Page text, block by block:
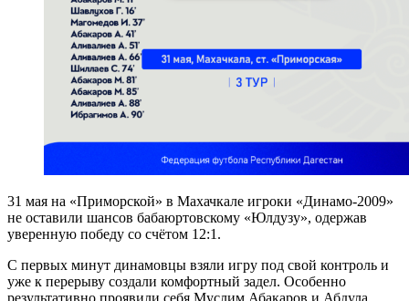
31 мая на «Приморской» в Махачкале игроки «Динамо-2009»
не оставили шансов бабаюртовскому «Юлдузу», одержав
уверенную победу со счётом 12:1.
С первых минут динамовцы взяли игру под свой контроль и
уже к перерыву создали комфортный задел. Особенно
результативно проявили себя Муслим Абакаров и Абдула